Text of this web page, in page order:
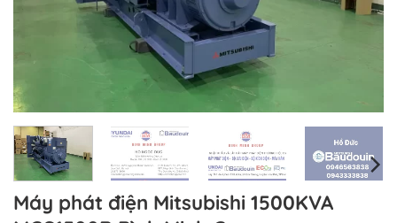
Máy phát điện Mitsubishi 1500KVA